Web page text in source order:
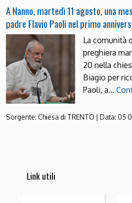
A Nanno, martedì 11 agosto, una
padre Flavio Paoli nel primo
La comunità
preghiera
20 nella
Biagio per
Paoli, a…
Sorgente: Chiesa di TRENTO | Data: 05
Link utili